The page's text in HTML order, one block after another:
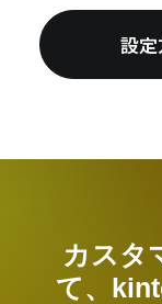
設
カスタ
て、